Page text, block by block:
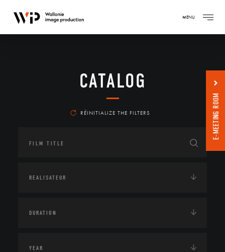
MENU
CATALOG
RÉINITIALIZE THE FILTERS E-MEETING ROOM